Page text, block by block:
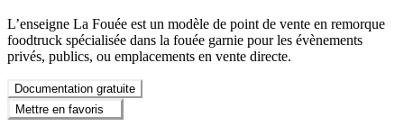
L’enseigne La Fouée est un modèle de point de vente en remorque
foodtruck spécialisée dans la fouée garnie pour les évènements
privés, publics, ou emplacements en vente directe.
Documentation gratuite
Mettre en favoris